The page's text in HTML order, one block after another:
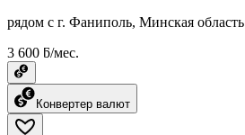
рядом с г. Фаниполь, Минская область
3 600 ƃ/мес.
Конвертер валют